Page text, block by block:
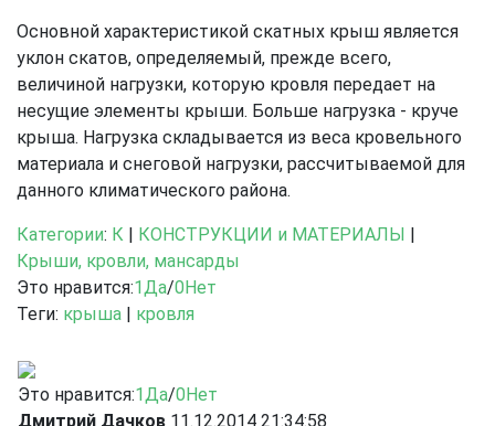
Основной характеристикой скатных крыш является
уклон скатов, определяемый, прежде всего,
величиной нагрузки, которую кровля передает на
несущие элементы крыши. Больше нагрузка - круче
крыша. Нагрузка складывается из веса кровельного
материала и снеговой нагрузки, рассчитываемой для
данного климатического района.
Категории: К КОНСТРУКЦИИ и МАТЕРИАЛЫ
Крыши, кровли, мансарды
Это нравится:1Да/0 Нет
Теги: крыша кровля
Это нравится:1Да/0 Нет
Дмитрий Дачков 11.12.2014 21:34:58